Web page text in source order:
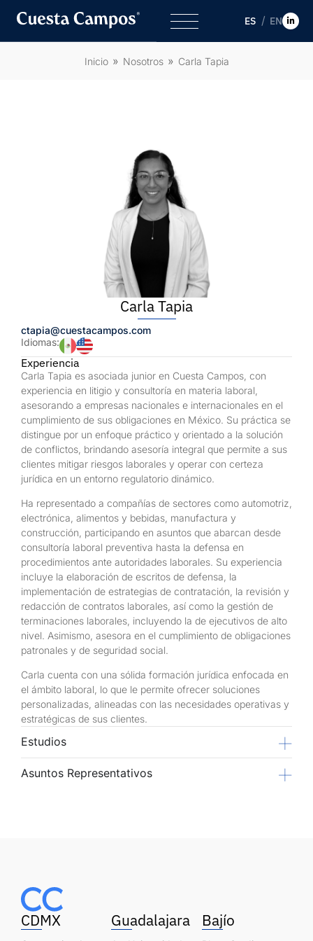
ES EN
Inicio Nosotros Carla Tapia
Carla Tapia
ctapia@cuestacampos.com
Idiomas:
Experiencia
Carla Tapia es asociada junior en Cuesta Campos, con
experiencia en litigio y consultoría en materia laboral,
asesorando a empresas nacionales e internacionales en el
cumplimiento de sus obligaciones en México. Su práctica se
distingue por un enfoque práctico y orientado a la solución
de conflictos, brindando asesoría integral que permite a sus
clientes mitigar riesgos laborales y operar con certeza
jurídica en un entorno regulatorio dinámico.
Ha representado a compañías de sectores como automotriz,
electrónica, alimentos y bebidas, manufactura y
construcción, participando en asuntos que abarcan desde
consultoría laboral preventiva hasta la defensa en
procedimientos ante autoridades laborales. Su experiencia
incluye la elaboración de escritos de defensa, la
implementación de estrategias de contratación, la revisión y
redacción de contratos laborales, así como la gestión de
terminaciones laborales, incluyendo la de ejecutivos de alto
nivel. Asimismo, asesora en el cumplimiento de obligaciones
patronales y de seguridad social.
Carla cuenta con una sólida formación jurídica enfocada en
el ámbito laboral, lo que le permite ofrecer soluciones
personalizadas, alineadas con las necesidades operativas y
estratégicas de sus clientes.
Estudios
Asuntos Representativos
CDMX Guadalajara Bajío